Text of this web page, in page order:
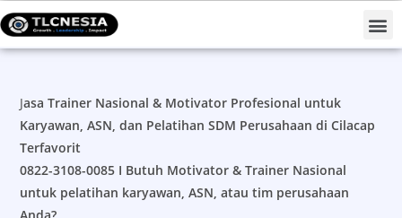
Jasa Trainer Nasional & Motivator Profesional untuk
Karyawan, ASN, dan Pelatihan SDM Perusahaan di Cilacap
Terfavorit
0822-3108-0085 I Butuh Motivator & Trainer Nasional
untuk pelatihan karyawan, ASN, atau tim perusahaan